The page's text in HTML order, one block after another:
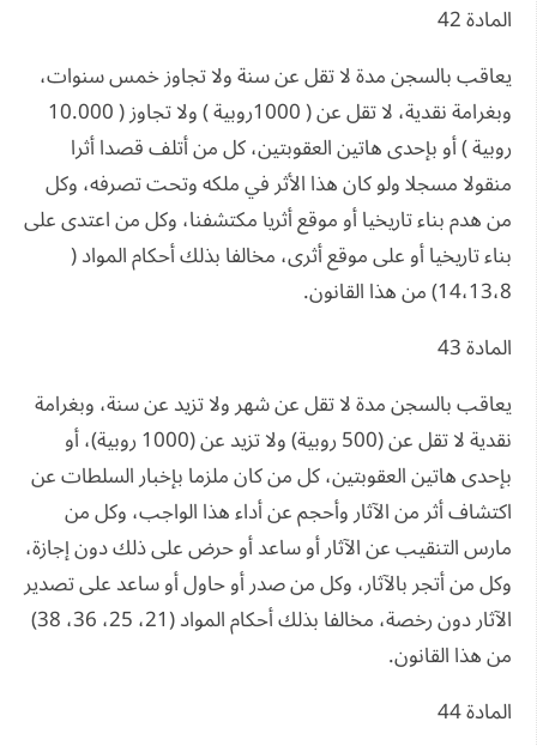
المادة 42
يعاقب بالسجن مدة لا تقل عن سنة ولا تجاوز خمس سنوات،
وبغرامة نقدية، لا تقل عن ( 1000روبية ) ولا تجاوز ( 10.000
روبية ) أو بإحدى هاتين العقوبتين، كل من أتلف قصدا أثرا
منقولا مسجلا ولو كان هذا الأثر في ملكه وتحت تصرفه، وكل
من هدم بناء تاريخيا أو موقع أثريا مكتشفنا، وكل من اعتدى على
بناء تاريخيا أو على موقع أثرى، مخالفا بذلك أحكام المواد (
14،13،8) من هذا القانون.
المادة 43
يعاقب بالسجن مدة لا تقل عن شهر ولا تزيد عن سنة، وبغرامة
نقدية لا تقل عن (500 روبية) ولا تزيد عن (1000 روبية)، أو
بإحدى هاتين العقوبتين، كل من كان ملزما بإخبار السلطات عن
اكتشاف أثر من الآثار وأحجم عن أداء هذا الواجب، وكل من
مارس التنقيب عن الآثار أو ساعد أو حرض على ذلك دون إجازة،
وكل من أتجر بالآثار، وكل من صدر أو حاول أو ساعد على تصدير
الآثار دون رخصة، مخالفا بذلك أحكام المواد (21، 25، 36، 38)
من هذا القانون.
المادة 44